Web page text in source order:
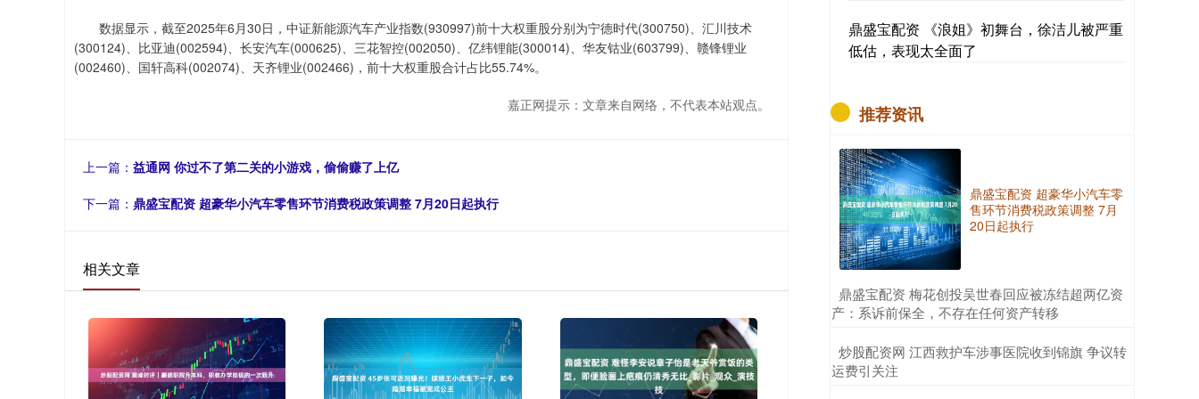
数据显示，截至2025年6月30日，中证新能源汽车产业指数(930997)前十大权重股分别为宁德时代(300750)、汇川技术
(300124)、比亚迪(002594)、长安汽车(000625)、三花智控(002050)、亿纬锂能(300014)、华友钴业(603799)、赣锋锂业
(002460)、国轩高科(002074)、天齐锂业(002466)，前十大权重股合计占比55.74%。
嘉正网提示：文章来自网络，不代表本站观点。
上一篇： 益通网 你过不了第二关的小游戏，偷偷赚了上亿
下一篇： 鼎盛宝配资 超豪华小汽车零售环节消费税政策调整 7月20日起执行
相关文章
鼎盛宝配资 《浪姐》初舞台，徐洁儿被严重
低估，表现太全面了
推荐资讯
鼎盛宝配资 超豪华小汽车零
售环节消费税政策调整 7月
20日起执行
​鼎盛宝配资 梅花创投吴世春回应被冻结超两亿资
产：系诉前保全，不存在任何资产转移
​炒股配资网 江西救护车涉事医院收到锦旗 争议转
运费引关注